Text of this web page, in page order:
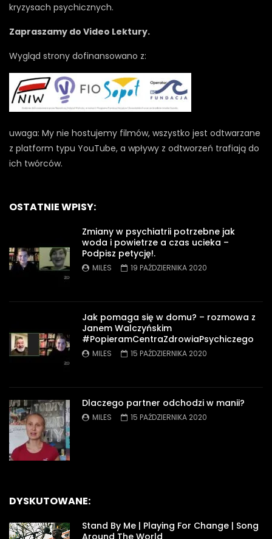
kryzysach psychicznych.
Zapraszamy do Video Lektury.
Wygląd strony dofinansowano z:
uwaga: My nie hostujemy filmów, wszystko jest odtwarzane
z platform typu YouTube, a wpływy z odtworzeń trafiają do
ich twórców.
OSTATNIE WPISY:
Zmiany w psychiatrii potrzebne jak
woda i powietrze a czas ucieka –
Podpisz petycję!.
MILES 19 PAŹDZIERNIKA 2020
Jak pomaga się w domu? – rozmowa z
Janem Walczyńskim
#PopieramCentraZdrowiaPsychiczego
MILES 15 PAŹDZIERNIKA 2020
Dlaczego partner odchodzi w manii?
MILES 15 PAŹDZIERNIKA 2020
DYSKUTOWANE:
Stand By Me | Playing For Change | Song